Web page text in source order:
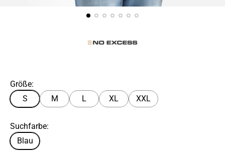
Größe:
S
M L XL XXL
Suchfarbe:
Blau